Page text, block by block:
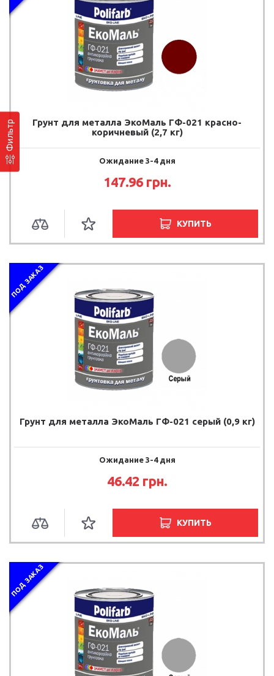
Фильтр
Грунт для металла ЭкоМаль ГФ-021 красно-
коричневый (2,7 кг)
Ожидание 3-4 дня
147.96 грн.
КУПИТЬ
ПОД ЗАКАЗ
Грунт для металла ЭкоМаль ГФ-021 серый (0,9 кг)
Ожидание 3-4 дня
46.42 грн.
КУПИТЬ
ПОД ЗАКАЗ